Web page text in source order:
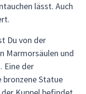
lässt. Auch
Du von der
Marmorsäulen und
Eine der
Statue